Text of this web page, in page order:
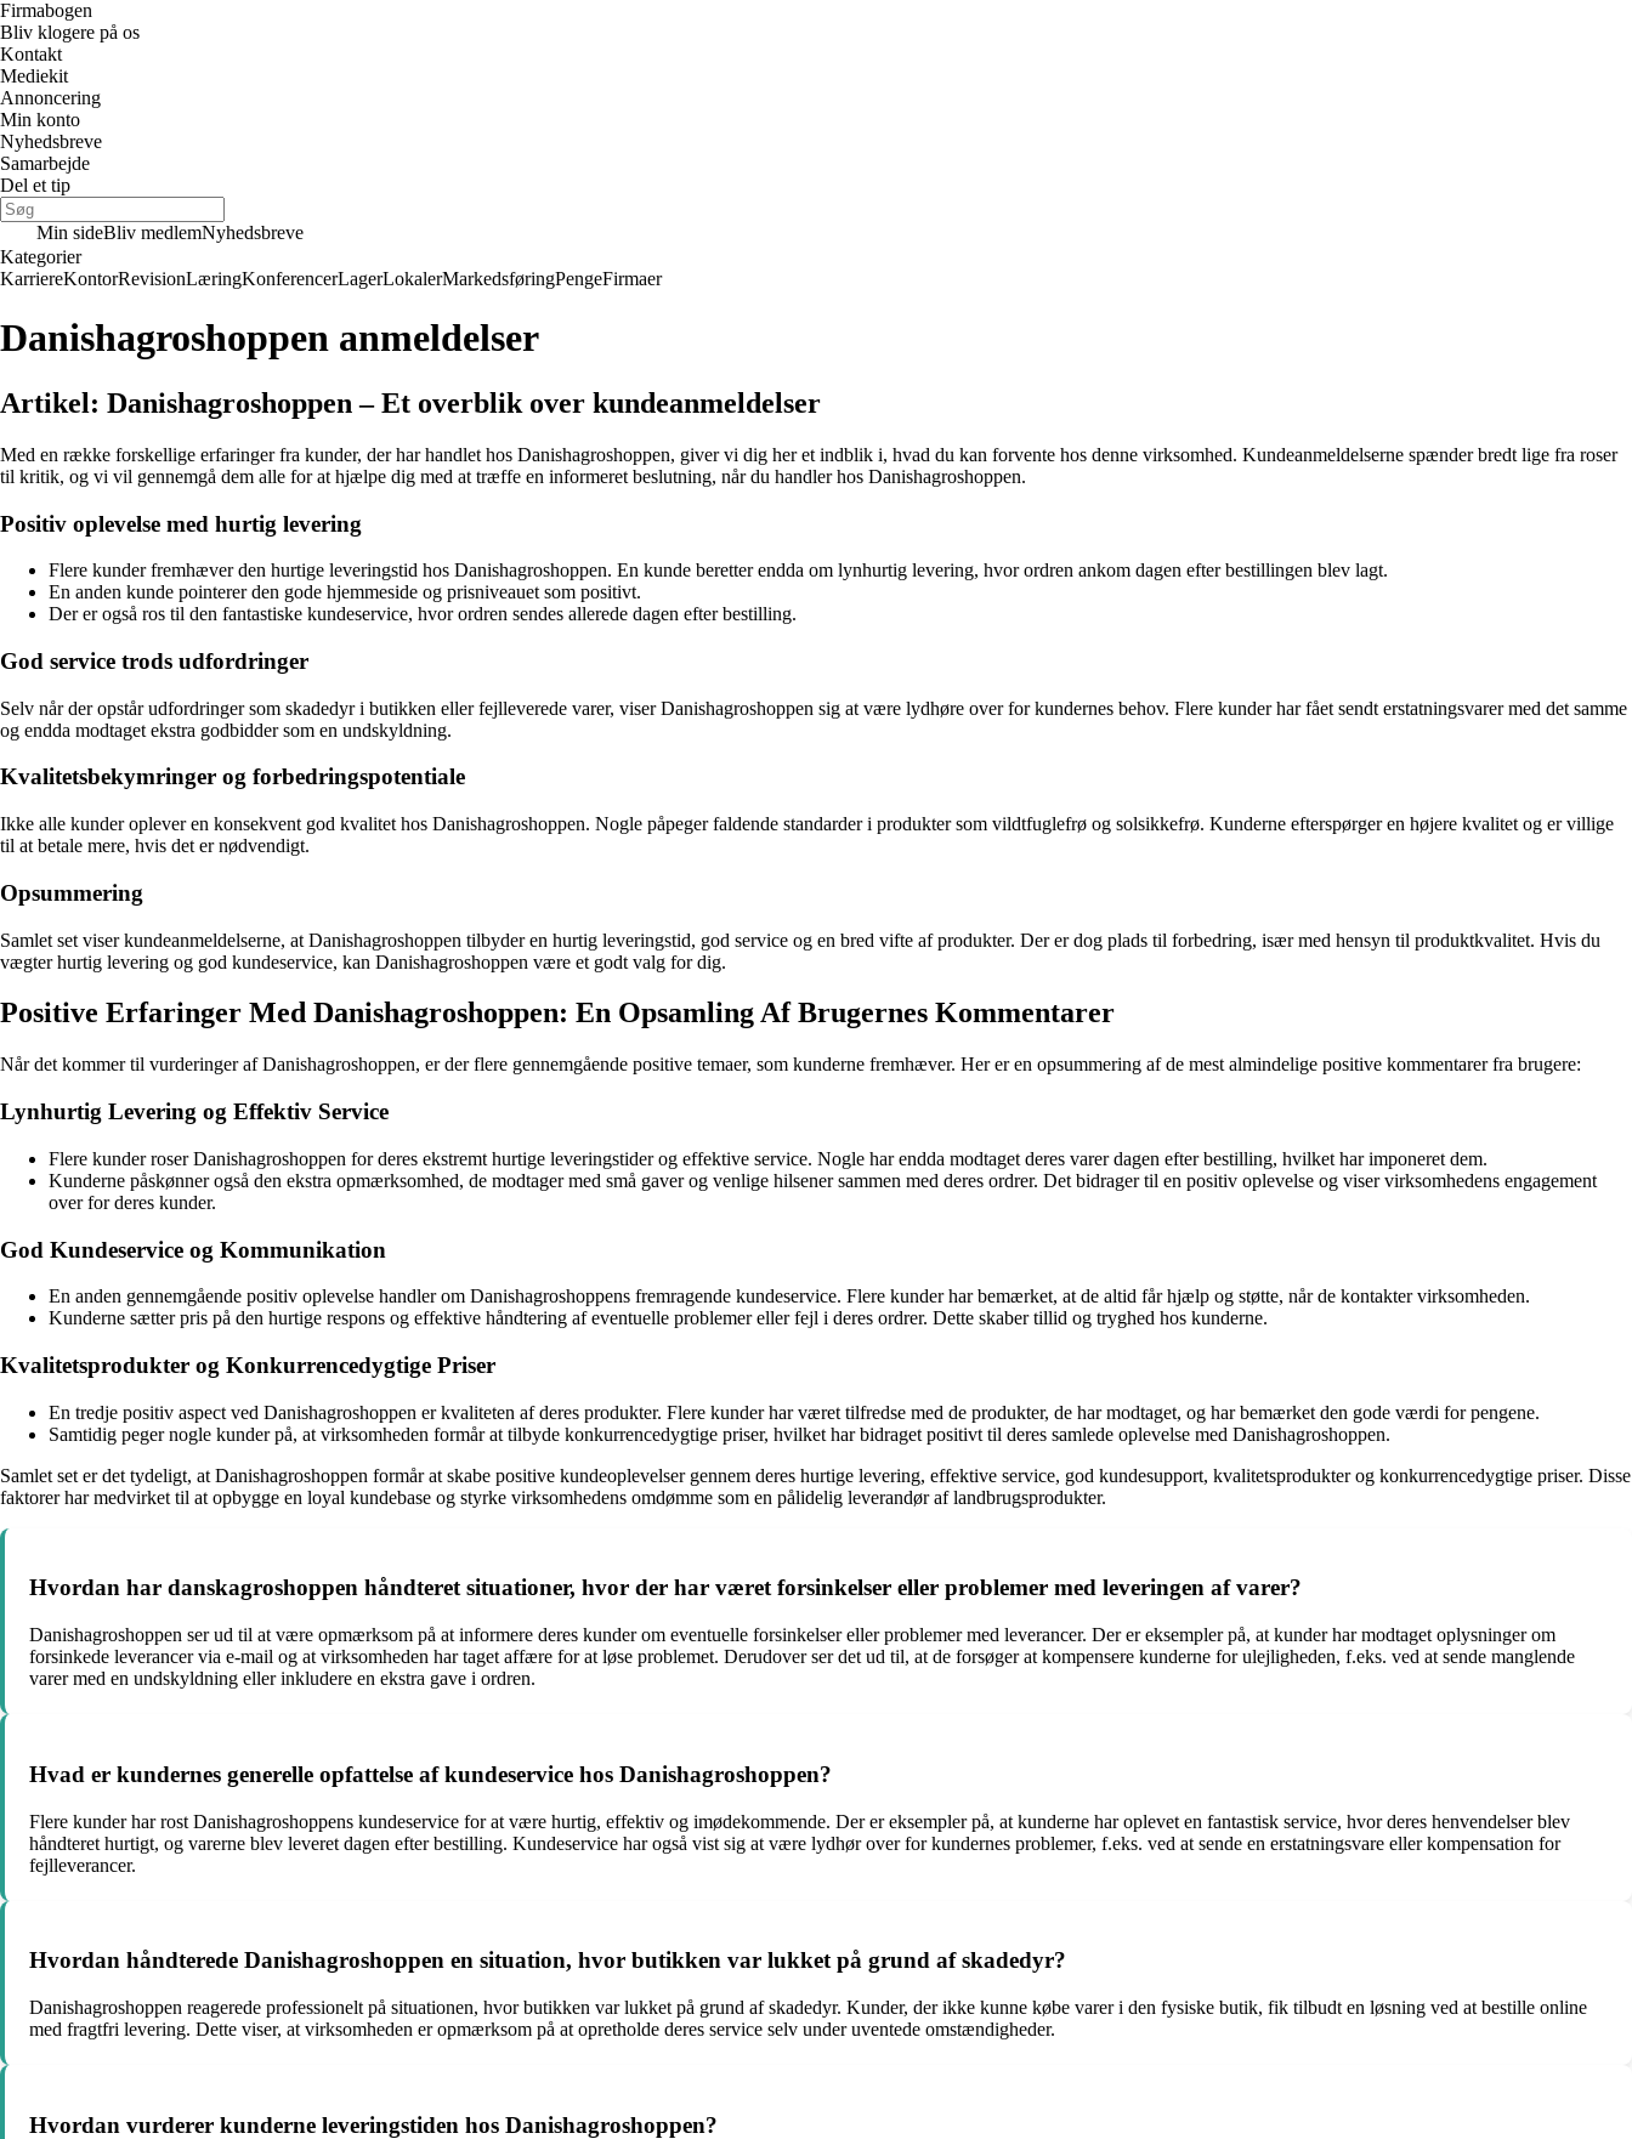
Firmabogen
Bliv klogere på os
Kontakt
Mediekit
Annoncering
Min konto
Nyhedsbreve
Samarbejde
Del et tip
Min sideBliv medlemNyhedsbreve
Kategorier
KarriereKontorRevisionLæringKonferencerLagerLokalerMarkedsføringPengeFirmaer
Danishagroshoppen anmeldelser
Artikel: Danishagroshoppen – Et overblik over kundeanmeldelser
Med en række forskellige erfaringer fra kunder, der har handlet hos Danishagroshoppen, giver vi dig her et indblik i, hvad du kan forvente hos denne virksomhed. Kundeanmeldelserne spænder bredt lige fra roser
til kritik, og vi vil gennemgå dem alle for at hjælpe dig med at træffe en informeret beslutning, når du handler hos Danishagroshoppen.
Positiv oplevelse med hurtig levering
Flere kunder fremhæver den hurtige leveringstid hos Danishagroshoppen. En kunde beretter endda om lynhurtig levering, hvor ordren ankom dagen efter bestillingen blev lagt.
En anden kunde pointerer den gode hjemmeside og prisniveauet som positivt.
Der er også ros til den fantastiske kundeservice, hvor ordren sendes allerede dagen efter bestilling.
God service trods udfordringer
Selv når der opstår udfordringer som skadedyr i butikken eller fejlleverede varer, viser Danishagroshoppen sig at være lydhøre over for kundernes behov. Flere kunder har fået sendt erstatningsvarer med det samme
og endda modtaget ekstra godbidder som en undskyldning.
Kvalitetsbekymringer og forbedringspotentiale
Ikke alle kunder oplever en konsekvent god kvalitet hos Danishagroshoppen. Nogle påpeger faldende standarder i produkter som vildtfuglefrø og solsikkefrø. Kunderne efterspørger en højere kvalitet og er villige
til at betale mere, hvis det er nødvendigt.
Opsummering
Samlet set viser kundeanmeldelserne, at Danishagroshoppen tilbyder en hurtig leveringstid, god service og en bred vifte af produkter. Der er dog plads til forbedring, især med hensyn til produktkvalitet. Hvis du
vægter hurtig levering og god kundeservice, kan Danishagroshoppen være et godt valg for dig.
Positive Erfaringer Med Danishagroshoppen: En Opsamling Af Brugernes Kommentarer
Når det kommer til vurderinger af Danishagroshoppen, er der flere gennemgående positive temaer, som kunderne fremhæver. Her er en opsummering af de mest almindelige positive kommentarer fra brugere:
Lynhurtig Levering og Effektiv Service
Flere kunder roser Danishagroshoppen for deres ekstremt hurtige leveringstider og effektive service. Nogle har endda modtaget deres varer dagen efter bestilling, hvilket har imponeret dem.
Kunderne påskønner også den ekstra opmærksomhed, de modtager med små gaver og venlige hilsener sammen med deres ordrer. Det bidrager til en positiv oplevelse og viser virksomhedens engagement
over for deres kunder.
God Kundeservice og Kommunikation
En anden gennemgående positiv oplevelse handler om Danishagroshoppens fremragende kundeservice. Flere kunder har bemærket, at de altid får hjælp og støtte, når de kontakter virksomheden.
Kunderne sætter pris på den hurtige respons og effektive håndtering af eventuelle problemer eller fejl i deres ordrer. Dette skaber tillid og tryghed hos kunderne.
Kvalitetsprodukter og Konkurrencedygtige Priser
En tredje positiv aspect ved Danishagroshoppen er kvaliteten af deres produkter. Flere kunder har været tilfredse med de produkter, de har modtaget, og har bemærket den gode værdi for pengene.
Samtidig peger nogle kunder på, at virksomheden formår at tilbyde konkurrencedygtige priser, hvilket har bidraget positivt til deres samlede oplevelse med Danishagroshoppen.
Samlet set er det tydeligt, at Danishagroshoppen formår at skabe positive kundeoplevelser gennem deres hurtige levering, effektive service, god kundesupport, kvalitetsprodukter og konkurrencedygtige priser. Disse
faktorer har medvirket til at opbygge en loyal kundebase og styrke virksomhedens omdømme som en pålidelig leverandør af landbrugsprodukter.
Hvordan har danskagroshoppen håndteret situationer, hvor der har været forsinkelser eller problemer med leveringen af varer?
Danishagroshoppen ser ud til at være opmærksom på at informere deres kunder om eventuelle forsinkelser eller problemer med leverancer. Der er eksempler på, at kunder har modtaget oplysninger om
forsinkede leverancer via e-mail og at virksomheden har taget affære for at løse problemet. Derudover ser det ud til, at de forsøger at kompensere kunderne for ulejligheden, f.eks. ved at sende manglende
varer med en undskyldning eller inkludere en ekstra gave i ordren.
Hvad er kundernes generelle opfattelse af kundeservice hos Danishagroshoppen?
Flere kunder har rost Danishagroshoppens kundeservice for at være hurtig, effektiv og imødekommende. Der er eksempler på, at kunderne har oplevet en fantastisk service, hvor deres henvendelser blev
håndteret hurtigt, og varerne blev leveret dagen efter bestilling. Kundeservice har også vist sig at være lydhør over for kundernes problemer, f.eks. ved at sende en erstatningsvare eller kompensation for
fejlleverancer.
Hvordan håndterede Danishagroshoppen en situation, hvor butikken var lukket på grund af skadedyr?
Danishagroshoppen reagerede professionelt på situationen, hvor butikken var lukket på grund af skadedyr. Kunder, der ikke kunne købe varer i den fysiske butik, fik tilbudt en løsning ved at bestille online
med fragtfri levering. Dette viser, at virksomheden er opmærksom på at opretholde deres service selv under uventede omstændigheder.
Hvordan vurderer kunderne leveringstiden hos Danishagroshoppen?